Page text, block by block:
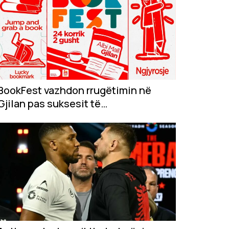
vazhdon rrugëtimin në
pas suksesit të